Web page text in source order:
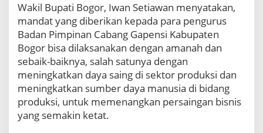
r
e
s
i
a
s
i
P
e
e
h
Wakil Bupati Bogor, Iwan Setiawan menyatakan,
mandat yang diberikan kepada para pengurus
Badan Pimpinan Cabang Gapensi Kabupaten
Bogor bisa dilaksanakan dengan amanah dan
sebaik-baiknya, salah satunya dengan
meningkatkan daya saing di sektor produksi dan
meningkatkan sumber daya manusia di bidang
produksi, untuk memenangkan persaingan bisnis
yang semakin ketat.